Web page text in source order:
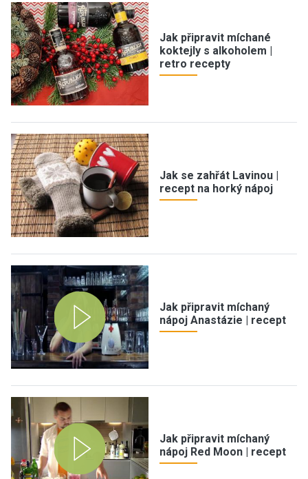
Jak připravit míchané
koktejly s alkoholem |
retro recepty
Jak se zahřát Lavinou |
recept na horký nápoj
Jak připravit míchaný
nápoj Anastázie | recept
Jak připravit míchaný
nápoj Red Moon | recept